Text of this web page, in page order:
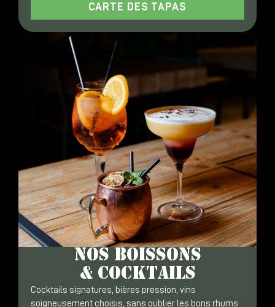
CARTE DES TAPAS
NOS BOISSONS
& COCKTAILS
Cocktails signatures, bières pression, vins
soigneusement choisis, sans oublier les bons rhums